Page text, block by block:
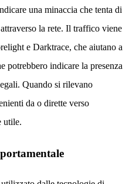
una minaccia che tenta di
la rete. Il traffico viene
e Darktrace, che aiutano a
potrebbero indicare la presenza
Quando si rilevano
da o dirette verso
utile.